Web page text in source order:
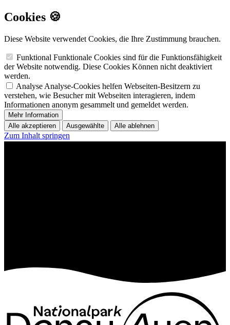
Cookies 🍪
Diese Website verwendet Cookies, die Ihre Zustimmung brauchen.
Funktional Funktionale Cookies sind für die Funktionsfähigkeit
der Website notwendig. Diese Cookies Können nicht deaktiviert
werden.
Analyse Analyse-Cookies helfen Webseiten-Besitzern zu
verstehen, wie Besucher mit Webseiten interagieren, indem
Informationen anonym gesammelt und gemeldet werden.
Mehr Information
Alle akzeptieren
Ausgewählte Alle ablehnen
Zum Inhalt springen